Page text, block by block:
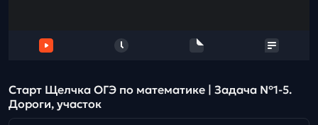
Старт Щелчка ОГЭ по математике | Задача №1-5.
Дороги, участок